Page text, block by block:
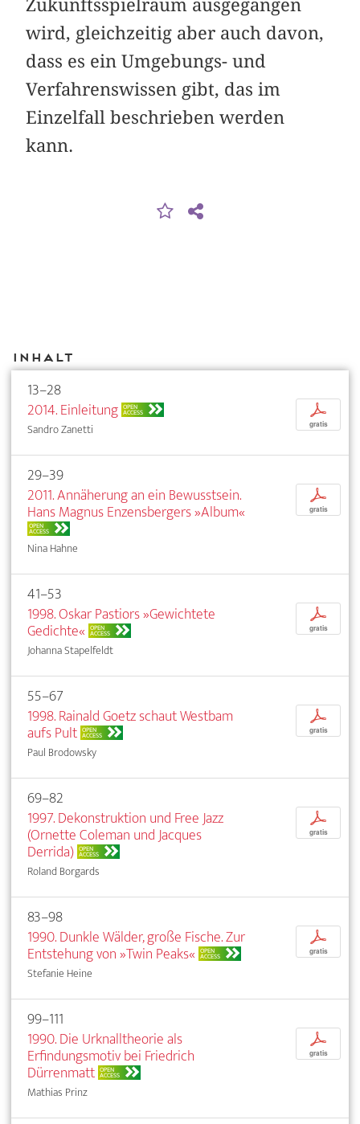
Zukunftsspielraum ausgegangen
wird, gleichzeitig aber auch davon,
dass es ein Umgebungs- und
Verfahrenswissen gibt, das im
Einzelfall beschrieben werden
kann.
Inhalt
13–28
2014. Einleitung OPEN
ACCESS
Sandro Zanetti
p
gratis
29–39
2011. Annäherung an ein Bewusstsein.
Hans Magnus Enzensbergers »Album«
OPEN
ACCESS
Nina Hahne
p
gratis
41–53
1998. Oskar Pastiors »Gewichtete
Gedichte« OPEN
ACCESS
Johanna Stapelfeldt
p
gratis
55–67
1998. Rainald Goetz schaut Westbam
aufs Pult OPEN
ACCESS
Paul Brodowsky
p
gratis
69–82
1997. Dekonstruktion und Free Jazz
(Ornette Coleman und Jacques
Derrida) OPEN
ACCESS
Roland Borgards
p
gratis
83–98
1990. Dunkle Wälder, große Fische. Zur
Entstehung von »Twin Peaks« OPEN
ACCESS
Stefanie Heine
p
gratis
99–111
1990. Die Urknalltheorie als
Erfindungsmotiv bei Friedrich
Dürrenmatt OPEN
ACCESS
Mathias Prinz
p
gratis